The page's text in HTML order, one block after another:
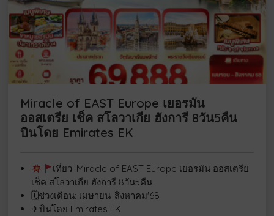
Miracle of EAST Europe เยอรมัน
ออสเตรีย เช็ค สโลวาเกีย ฮังการี 8วัน5คืน
บินโดย Emirates EK
เที่ยว: Miracle of EAST Europe เยอรมัน ออสเตรีย
เช็ค สโลวาเกีย ฮังการี 8วัน5คืน
🗓ช่วงเดือน: เมษายน-สิงหาคม'68
✈บินโดย Emirates EK